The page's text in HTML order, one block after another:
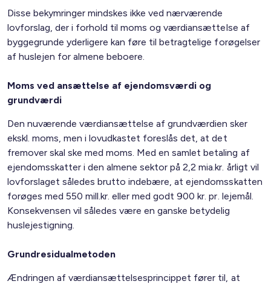
Disse bekymringer mindskes ikke ved nærværende
lovforslag, der i forhold til moms og værdiansættelse af
byggegrunde yderligere kan føre til betragtelige forøgelser
af huslejen for almene beboere.
Moms ved ansættelse af ejendomsværdi og
grundværdi
Den nuværende værdiansættelse af grundværdien sker
ekskl. moms, men i lovudkastet foreslås det, at det
fremover skal ske med moms. Med en samlet betaling af
ejendomsskatter i den almene sektor på 2,2 mia.kr. årligt vil
lovforslaget således brutto indebære, at ejendomsskatten
forøges med 550 mill.kr. eller med godt 900 kr. pr. lejemål.
Konsekvensen vil således være en ganske betydelig
huslejestigning.
Grundresidualmetoden
Ændringen af værdiansættelsesprincippet fører til, at